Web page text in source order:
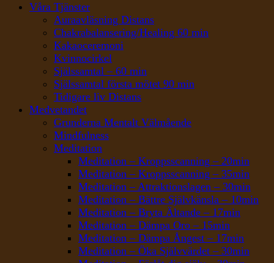
Våra Tjänster
Auraavläsning Distans
Chakrabalansering/Healing 60 min
Kakaoceremoni
Kvinnocirkel
Själssamtal – 60 min
Själssamtal första mötet 90 min
Tidigare liv Distans
Medvetandet
Grunderna Mentalt Välmående
Mindfulness
Meditation
Meditation – Kroppsscanning – 20min
Meditation – Kroppsscanning – 35min
Meditation – Attraktionslagen – 30min
Meditation – Bättre Självkänsla – 10min
Meditation – Bryta Ältande – 17min
Meditation – Dämpa Oro – 15min
Meditation – Dämpa Ångest – 17min
Meditation – Öka Självvärdet – 30min